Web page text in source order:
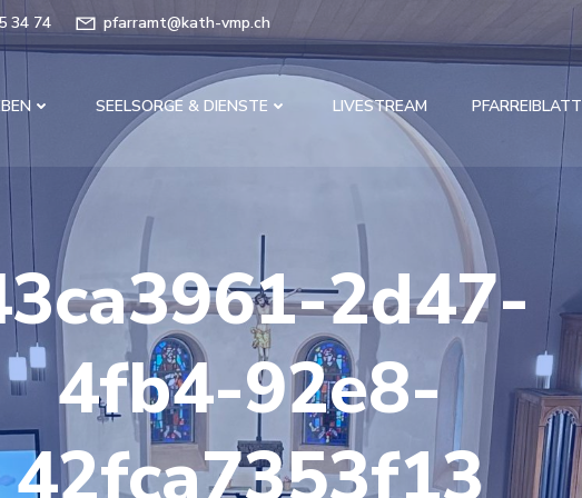
34 74 pfarramt@kath-vmp.ch
SEELSORGE & DIENSTE LIVESTREAM PFARREIBLATT
2d47-
4fb4-92e8-
42fca7353f13